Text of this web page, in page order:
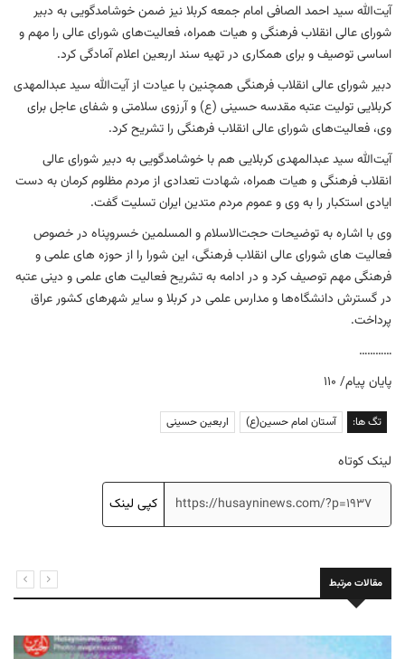
آیت‌الله سید احمد الصافی امام جمعه کربلا نیز ضمن خوشامدگویی به دبیر
شورای عالی انقلاب فرهنگی و هیات همراه، فعالیت‌های شورای عالی را مهم و
اساسی توصیف و برای همکاری در تهیه سند اربعین اعلام آمادگی کرد.
دبیر شورای عالی انقلاب فرهنگی همچنین با عیادت از آیت‌الله سید عبدالمهدی
کربلایی تولیت عتبه مقدسه حسینی (ع) و آرزوی سلامتی و شفای عاجل برای
وی، فعالیت‌های شورای عالی انقلاب فرهنگی را تشریح کرد.
آیت‌الله سید عبدالمهدی کربلایی هم با خوشامدگویی به دبیر شورای عالی
انقلاب فرهنگی و هیات همراه، شهادت تعدادی از مردم مظلوم کرمان به دست
ایادی استکبار را به وی و عموم مردم متدین ایران تسلیت گفت.
وی با اشاره به توضیحات حجت‌الاسلام و المسلمین خسروپناه در خصوص
فعالیت های شورای عالی انقلاب فرهنگی، این شورا را از حوزه های علمی و
فرهنگی مهم توصیف کرد و در ادامه به تشریح فعالیت های علمی و دینی عتبه
در گسترش دانشگاه‌ها و مدارس علمی در کربلا و سایر شهرهای کشور عراق
پرداخت.
…………
پایان پیام/ ۱۱۰
تگ ها: آستان امام حسین(ع) اربعین حسینی
لینک کوتاه
کپی لینک
مقالات مرتبط